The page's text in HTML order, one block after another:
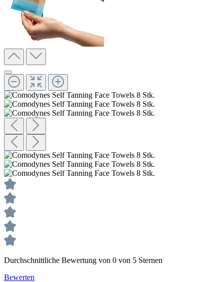
Durchschnittliche Bewertung von 0 von 5 Sternen
Bewerten